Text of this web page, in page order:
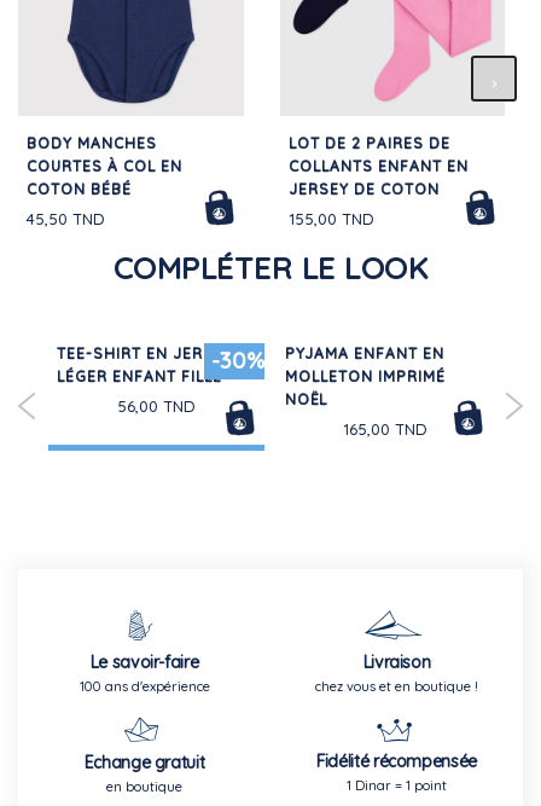
BODY MANCHES
COURTES À COL EN
COTON BÉBÉ
45,50 TND
LOT DE 2 PAIRES DE
COLLANTS ENFANT EN
JERSEY DE COTON
155,00 TND
COMPLÉTER LE LOOK
-30%
TEE-SHIRT EN JERSEY
LÉGER ENFANT FILLE
56,00 TND
PYJAMA ENFANT EN
MOLLETON IMPRIMÉ
NOËL
165,00 TND
À
Le savoir-faire
100 ans d'expérience
Livraison
chez vous et en boutique !
Echange gratuit
en boutique
Fidélité récompensée
1 Dinar = 1 point